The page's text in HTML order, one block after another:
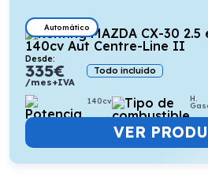
Automático
Desde:
335€
/mes+IVA
Todo incluido
140cv H.
VER